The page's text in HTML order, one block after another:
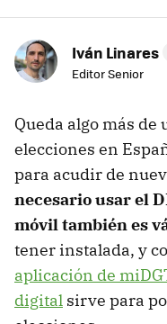
Iván Linares
Editor Senior
Queda algo más
elecciones en
para acudir de
necesario usar el
móvil también es
tener instalada, y
aplicación de
digital sirve para